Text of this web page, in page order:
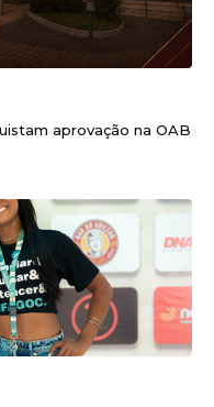
aprovação na OAB